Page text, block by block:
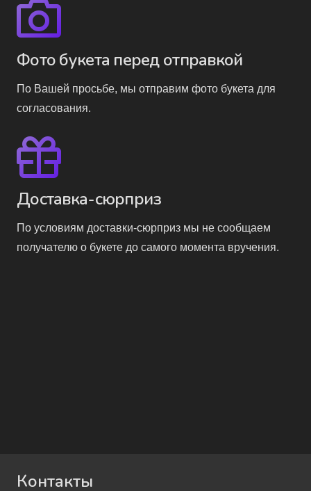
Фото букета перед отправкой
По Вашей просьбе, мы отправим фото букета для
согласования.
Доставка-сюрприз
По условиям доставки-сюрприз мы не сообщаем
получателю о букете до самого момента вручения.
Контакты